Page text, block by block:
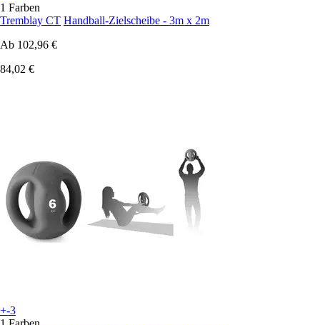
1 Farben
Tremblay CT Handball-Zielscheibe - 3m x 2m
Ab 102,96 €
84,02 €
+-3